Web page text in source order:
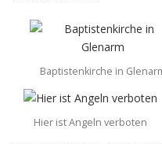
Baptistenkirche in
Hier ist Angeln verboten